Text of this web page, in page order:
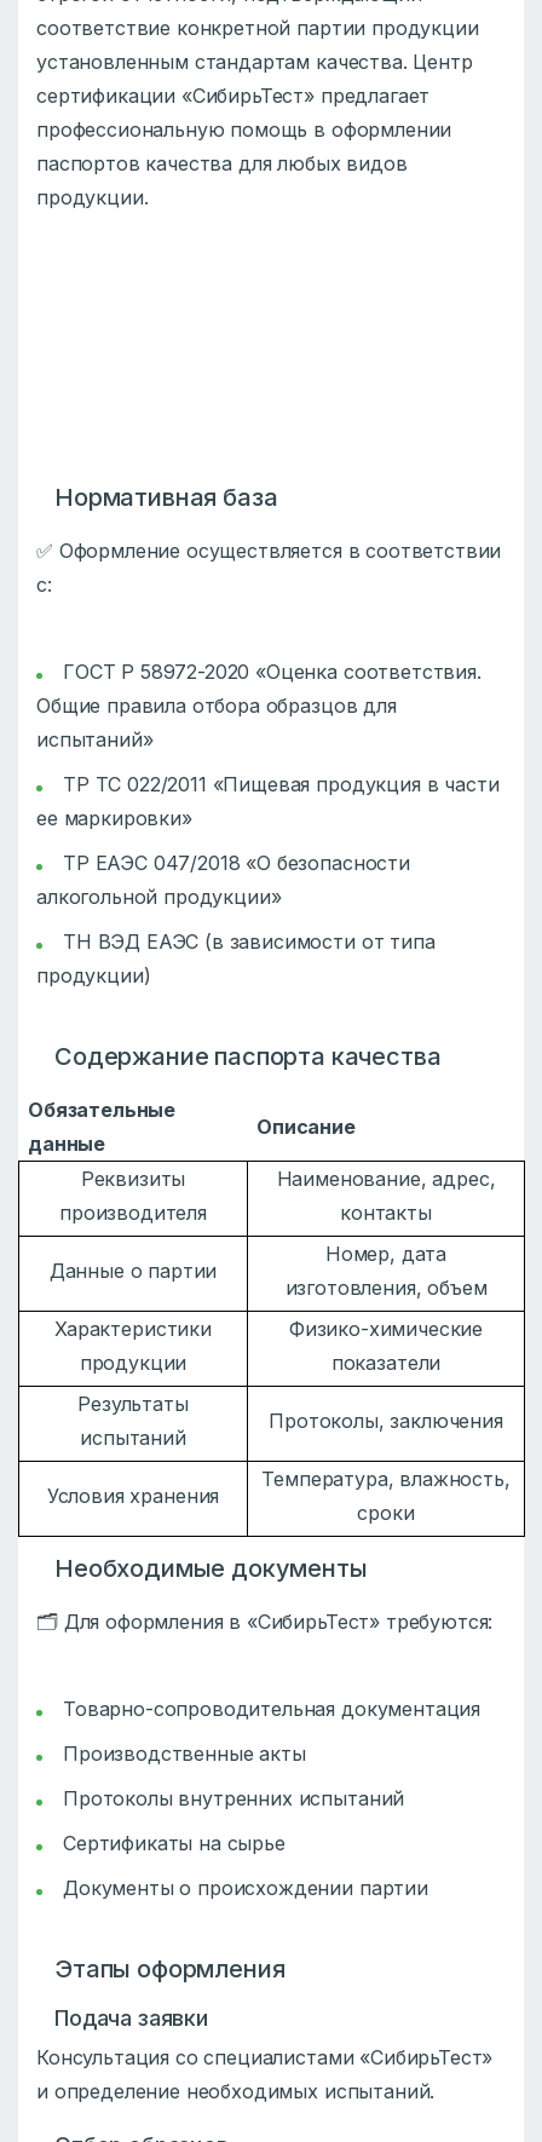
соответствие конкретной партии продукции
установленным стандартам качества. Центр
сертификации «СибирьТест» предлагает
профессиональную помощь в оформлении
паспортов качества для любых видов
продукции.
Нормативная база
✅ Оформление осуществляется в соответствии
с:
ГОСТ Р 58972-2020 «Оценка соответствия.
Общие правила отбора образцов для
испытаний»
ТР ТС 022/2011 «Пищевая продукция в части
ее маркировки»
ТР ЕАЭС 047/2018 «О безопасности
алкогольной продукции»
ТН ВЭД ЕАЭС (в зависимости от типа
продукции)
Содержание паспорта качества
Обязательные
данные
Описание
Реквизиты
производителя
Наименование, адрес,
контакты
Данные о партии
Номер, дата
изготовления, объем
Характеристики
продукции
Физико-химические
показатели
Результаты
испытаний
Протоколы, заключения
Условия хранения
Температура, влажность,
сроки
Необходимые документы
🗂️ Для оформления в «СибирьТест» требуются:
Товарно-сопроводительная документация
Производственные акты
Протоколы внутренних испытаний
Сертификаты на сырье
Документы о происхождении партии
Этапы оформления
Подача заявки
Консультация со специалистами «СибирьТест»
и определение необходимых испытаний.